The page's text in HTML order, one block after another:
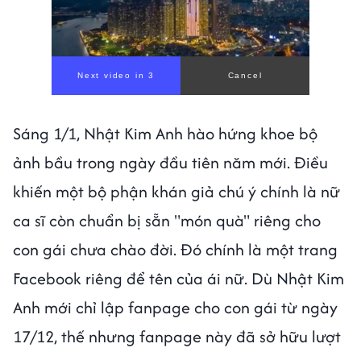
Sáng 1/1, Nhật Kim Anh hào hứng khoe bộ
ảnh bầu trong ngày đầu tiên năm mới. Điều
khiến một bộ phận khán giả chú ý chính là nữ
ca sĩ còn chuẩn bị sẵn "món quà" riêng cho
con gái chưa chào đời. Đó chính là một trang
Facebook riêng để tên của ái nữ. Dù Nhật Kim
Anh mới chỉ lập fanpage cho con gái từ ngày
17/12, thế nhưng fanpage này đã sở hữu lượt